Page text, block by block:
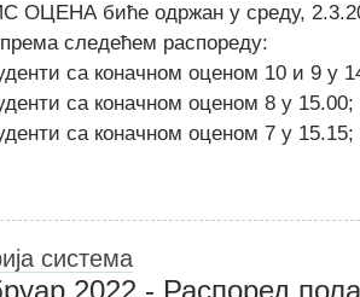
ОЦЕНА биће одржан у среду,
следећем распореду:
са коначном оценом 10 и 9 у
са коначном оценом 8 у 15.00;
са коначном оценом 7 у 15.15;
система
2022 - Распоред